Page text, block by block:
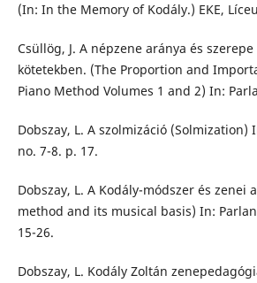
(In: In the Memory of Kodály.) EKE,
Csüllög, J. A népzene aránya és
kötetekben. (The Proportion and
Piano Method Volumes 1 and 2) In:
Dobszay, L. A szolmizáció (Solmization)
no. 7-8. p. 17.
Dobszay, L. A Kodály-módszer és zenei
method and its musical basis) In:
15-26.
Dobszay, L. Kodály Zoltán